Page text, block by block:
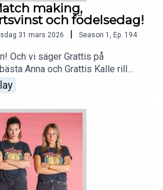
making,
och födelsedag!
31 mars 2026 Season 1 , Ep. 194
Och vi säger Grattis på
Anna och Grattis Kalle rill
sjungs, snackas och avslutas
en förfrågan från Svante,
Bowling-date med Tranholmens
16 åring? Hör av er i DM🤗💖
Funkismorsorna